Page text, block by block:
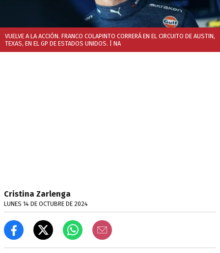
VUELVE A LA ACCIÓN. FRANCO COLAPINTO CORRERÁ EN EL CIRCUITO DE AUSTIN,
TEXAS, EN EL GP DE ESTADOS UNIDOS. | NA
Cristina Zarlenga
LUNES 14 DE OCTUBRE DE 2024